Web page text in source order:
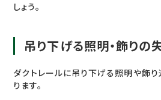
しょう。
吊り下げる照明・飾りの
ダクトレールに吊り下げる照明や飾
ります。